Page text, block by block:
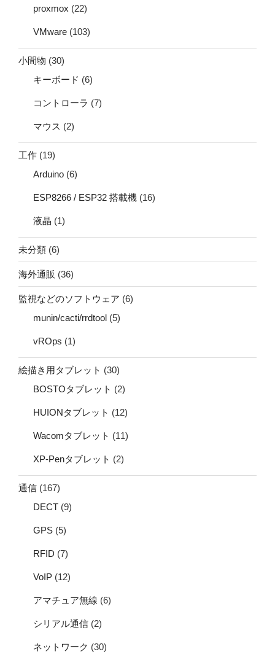
proxmox (22)
VMware (103)
小間物 (30)
キーボード (6)
コントローラ (7)
マウス (2)
工作 (19)
Arduino (6)
ESP8266 / ESP32 搭載機 (16)
液晶 (1)
未分類 (6)
海外通販 (36)
監視などのソフトウェア (6)
munin/cacti/rrdtool (5)
vROps (1)
絵描き用タブレット (30)
BOSTOタブレット (2)
HUIONタブレット (12)
Wacomタブレット (11)
XP-Penタブレット (2)
通信 (167)
DECT (9)
GPS (5)
RFID (7)
VoIP (12)
アマチュア無線 (6)
シリアル通信 (2)
ネットワーク (30)